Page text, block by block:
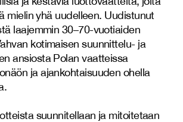
mielin yhä uudelleen. Uudistunut
laajemmin 30–70-vuotiaiden
kotimaisen suunnittelu- ja
ansiosta Polan vaatteissa
ja ajankohtaisuuden ohella
suunnitellaan ja mitoitetaan